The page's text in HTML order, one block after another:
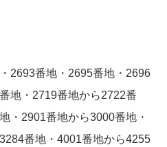
2693番地・2695番地・2696
地・2719番地から2722番
・2901番地から3000番地・
番地・4001番地から4255